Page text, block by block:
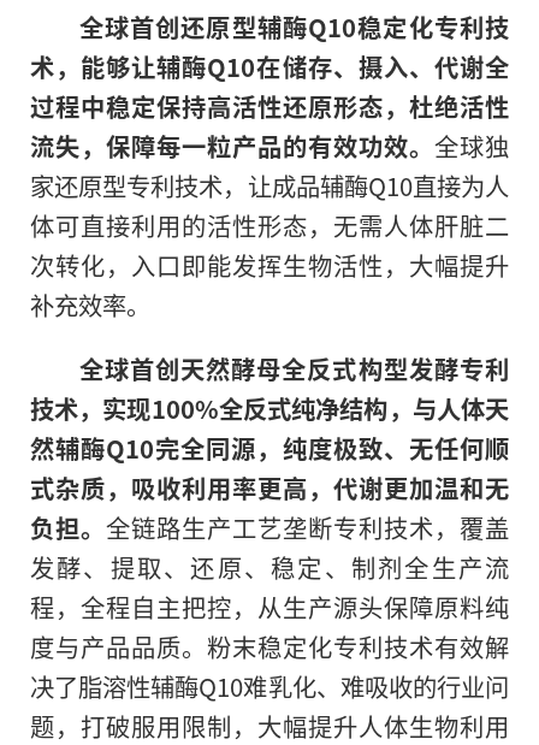
全球首创还原型辅酶Q10稳定化专利技
术，能够让辅酶Q10在储存、摄入、代谢全
过程中稳定保持高活性还原形态，杜绝活性
流失，保障每一粒产品的有效功效。 全球独
家还原型专利技术，让成品辅酶Q10直接为人
体可直接利用的活性形态，无需人体肝脏二
次转化，入口即能发挥生物活性，大幅提升
补充效率。
全球首创天然酵母全反式构型发酵专利
技术，实现100%全反式纯净结构，与人体天
然辅酶Q10完全同源，纯度极致、无任何顺
式杂质，吸收利用率更高，代谢更加温和无
负担。 全链路生产工艺垄断专利技术，覆盖
发酵、提取、还原、稳定、制剂全生产流
程，全程自主把控，从生产源头保障原料纯
度与产品品质。粉末稳定化专利技术有效解
决了脂溶性辅酶Q10难乳化、难吸收的行业问
题，打破服用限制，大幅提升人体生物利用